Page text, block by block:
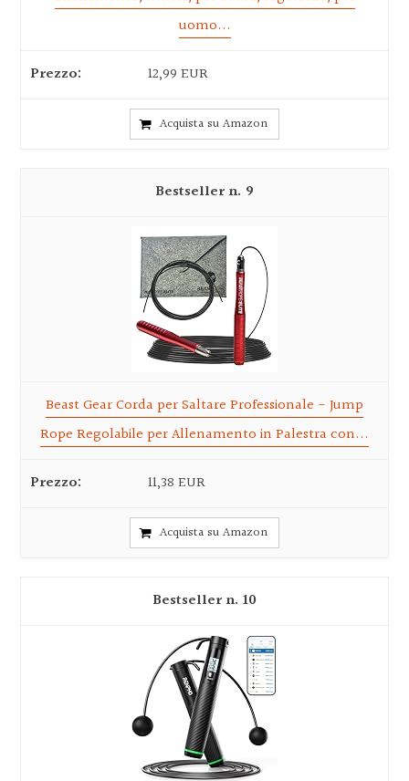
uomo...
12,99 EUR
Acquista su Amazon
9
Beast Gear Corda per Saltare Professionale - Jump
Rope Regolabile per Allenamento in Palestra con...
11,38 EUR
Acquista su Amazon
10